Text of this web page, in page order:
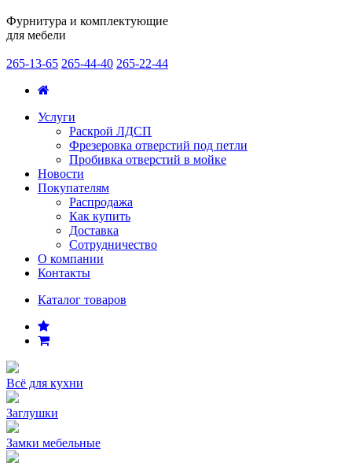
Фурнитура и комплектующие
для мебели
265-13-65 265-44-40 265-22-44
Услуги
Раскрой ЛДСП
Фрезеровка отверстий под петли
Пробивка отверстий в мойке
Новости
Покупателям
Распродажа
Как купить
Доставка
Сотрудничество
О компании
Контакты
Каталог товаров
Всё для кухни
Заглушки
Замки мебельные